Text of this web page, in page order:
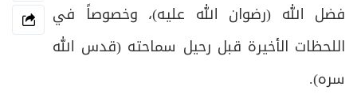
فضل الله (رضوان الله عليه)، وخصوصاً في
اللحظات الأخيرة قبل رحيل سماحته (قدس الله
سره).